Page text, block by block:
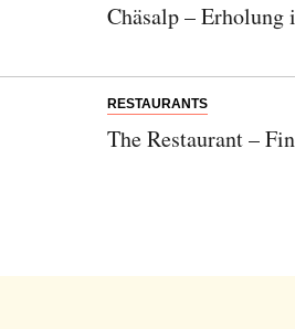
Chäsalp – Erholung
RESTAURANTS
The Restaurant –